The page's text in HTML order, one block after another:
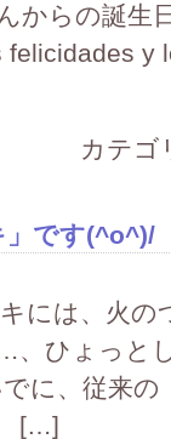
からの誕生
y
カテゴ
」です(^o^)/
には、火の
、ひょっと
に、従来
[…]